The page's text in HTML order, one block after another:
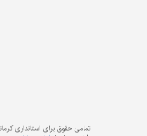
تمامی حقوق برای استانداری